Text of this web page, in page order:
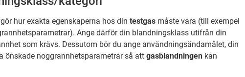
hur exakta egenskaperna hos din testgas måste vara (till exempel
Ange därför din blandningsklass utifrån din
som krävs. Dessutom bör du ange användningsändamålet, din
önskade noggrannhetsparametrar så att gasblandningen kan